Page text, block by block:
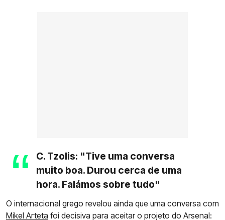
C. Tzolis: "Tive uma conversa
muito boa. Durou cerca de uma
hora. Falámos sobre tudo"
O internacional grego revelou ainda que uma conversa com
Mikel Arteta foi decisiva para aceitar o projeto do Arsenal: